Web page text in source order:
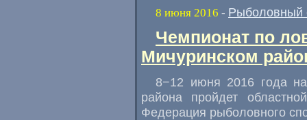
8 июня 2016 - Рыболовный
Чемпионат по
Мичуринском
8−12 июня 2016 года
района пройдет
Федерация рыболовного